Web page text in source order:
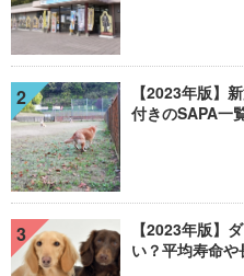
2
【2023年版】
付きのSAPA一
3
【2023年版】
い？平均寿命